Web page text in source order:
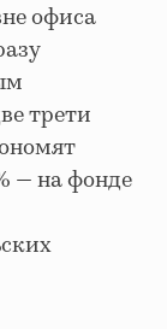
офиса
трети
— на фонде